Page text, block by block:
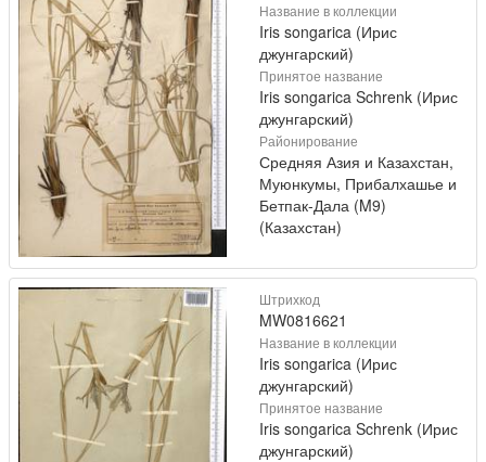
Название в коллекции
Iris songarica (Ирис
джунгарский)
Принятое название
Iris songarica Schrenk (Ирис
джунгарский)
Районирование
Средняя Азия и Казахстан,
Муюнкумы, Прибалхашье и
Бетпак-Дала (M9)
(Казахстан)
Штрихкод
MW0816621
Название в коллекции
Iris songarica (Ирис
джунгарский)
Принятое название
Iris songarica Schrenk (Ирис
джунгарский)